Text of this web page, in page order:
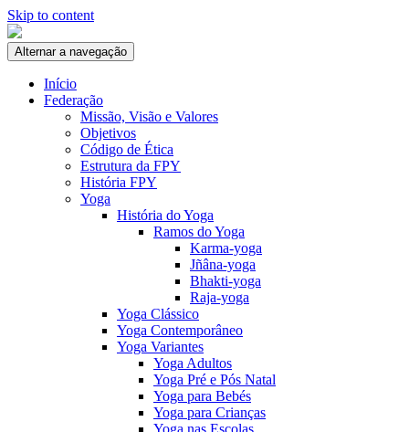
Skip to content
Alternar a navegação
Início
Federação
Missão, Visão e Valores
Objetivos
Código de Ética
Estrutura da FPY
História FPY
Yoga
História do Yoga
Ramos do Yoga
Karma-yoga
Jñâna-yoga
Bhakti-yoga
Raja-yoga
Yoga Clássico
Yoga Contemporâneo
Yoga Variantes
Yoga Adultos
Yoga Pré e Pós Natal
Yoga para Bebés
Yoga para Crianças
Yoga nas Escolas